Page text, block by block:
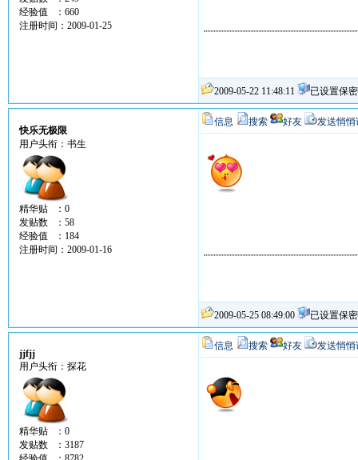
经验值 ：660
注册时间：2009-01-25
2009-05-22 11:48:11 已设置保密
快乐无极限
用户头衔：书生
精华贴 ：0
发贴数 ：58
经验值 ：184
注册时间：2009-01-16
信息 搜索 好友 发送悄悄
2009-05-25 08:49:00 已设置保密
jjfjj
用户头衔：探花
精华贴 ：0
发贴数 ：3187
信息 搜索 好友 发送悄悄